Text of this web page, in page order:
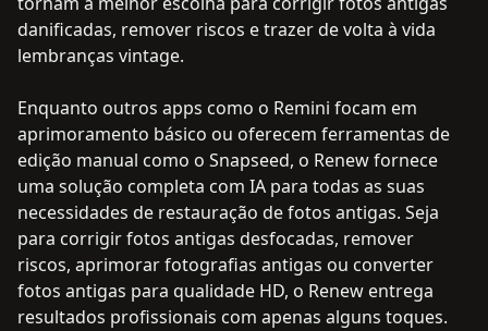
danificadas, remover riscos e trazer de volta à vida
lembranças vintage.
Enquanto outros apps como o Remini focam em
aprimoramento básico ou oferecem ferramentas de
edição manual como o Snapseed, o Renew fornece
uma solução completa com IA para todas as suas
necessidades de restauração de fotos antigas. Seja
para corrigir fotos antigas desfocadas, remover
riscos, aprimorar fotografias antigas ou converter
fotos antigas para qualidade HD, o Renew entrega
resultados profissionais com apenas alguns toques.